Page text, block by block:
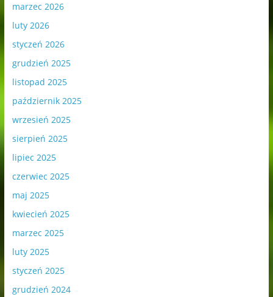
marzec 2026
luty 2026
styczeń 2026
grudzień 2025
listopad 2025
październik 2025
wrzesień 2025
sierpień 2025
lipiec 2025
czerwiec 2025
maj 2025
kwiecień 2025
marzec 2025
luty 2025
styczeń 2025
grudzień 2024